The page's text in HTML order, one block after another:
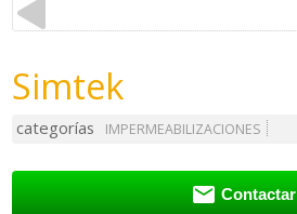
Simtek
categorías IMPERMEABILIZACIONES
 Contactar